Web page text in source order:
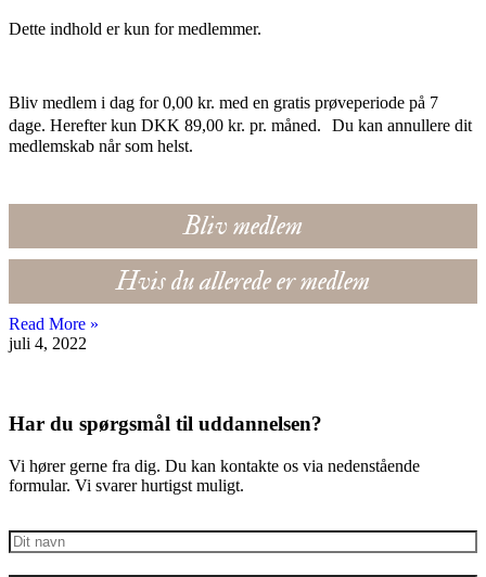
Dette indhold er kun for medlemmer.
Bliv medlem i dag for 0,00 kr. med en gratis prøveperiode på 7
dage. Herefter kun DKK 89,00 kr. pr. måned. Du kan annullere dit
medlemskab når som helst.
Bliv medlem
Hvis du allerede er medlem
Read More »
juli 4, 2022
Har du spørgsmål til uddannelsen?
Vi hører gerne fra dig. Du kan kontakte os via nedenstående
formular. Vi svarer hurtigst muligt.